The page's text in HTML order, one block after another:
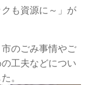
も資源に～」が
のごみ事情やご
工夫などについ
。